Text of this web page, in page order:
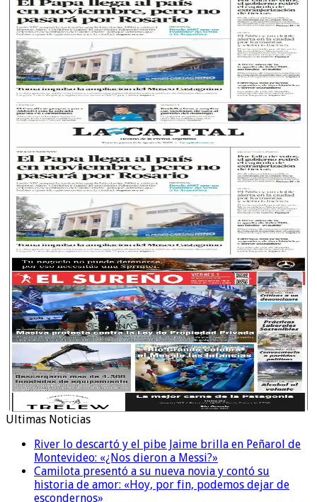
Ultimas Noticias
River lo descartó y el pibe Jaime brilla en Peñarol de
Montevideo: «¿Nos dieron a Messi?»
Camilota presentó a su nueva novia y contó su
historia de amor: «Hoy, por fin, podemos dejar de
escondernos»